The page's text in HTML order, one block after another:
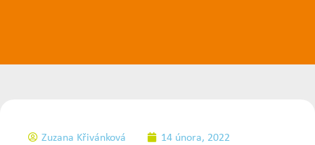
Zuzana Křivánková
14 února, 2022